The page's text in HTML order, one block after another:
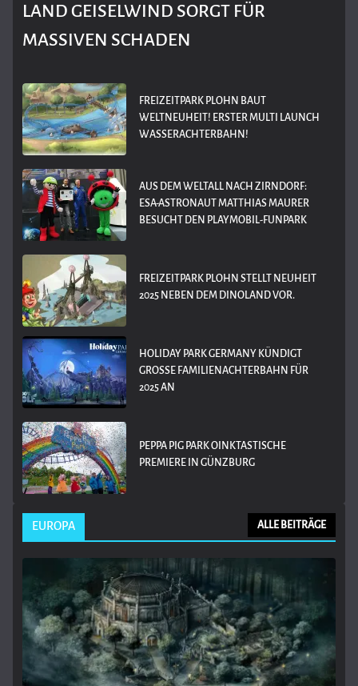
LAND GEISELWIND SORGT FÜR
MASSIVEN SCHADEN
FREIZEITPARK PLOHN BAUT
WELTNEUHEIT! ERSTER MULTI LAUNCH
WASSERACHTERBAHN!
AUS DEM WELTALL NACH ZIRNDORF:
ESA-ASTRONAUT MATTHIAS MAURER
BESUCHT DEN PLAYMOBIL-FUNPARK
FREIZEITPARK PLOHN STELLT NEUHEIT
2025 NEBEN DEM DINOLAND VOR.
HOLIDAY PARK GERMANY KÜNDIGT
GROSSE FAMILIENACHTERBAHN FÜR 2
025 AN
PEPPA PIG PARK OINKTASTISCHE
PREMIERE IN GÜNZBURG
EUROPA ALLE BEITRÄGE